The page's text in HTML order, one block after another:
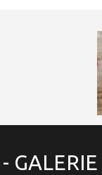
- GALERIE